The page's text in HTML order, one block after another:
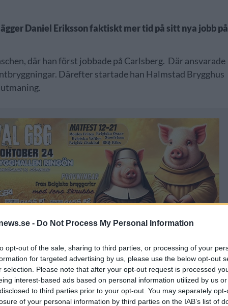
- Do Not Process My Personal Information
opt-out of the sale, sharing to third parties, or processing of your
for targeted advertising by us, please use the below opt-out
selection. Please note that after your opt-out request is processed
interest-based ads based on personal information utilized by us
to third parties prior to your opt-out. You may separately
of your personal information by third parties on the IAB’s list of
Daniel Eriksson faktiskt mer tid på sitt nya jobb på
där han först jobbade på Carlsberg. Där ansvarade
Därefter startade han Halmstad Brygghus
på att jobba med försäljning och kvalitet hos Viking Malt.
jobba med processutveckling hos bryggerier, och jag
Eriksson.
hantverksbryggerier.